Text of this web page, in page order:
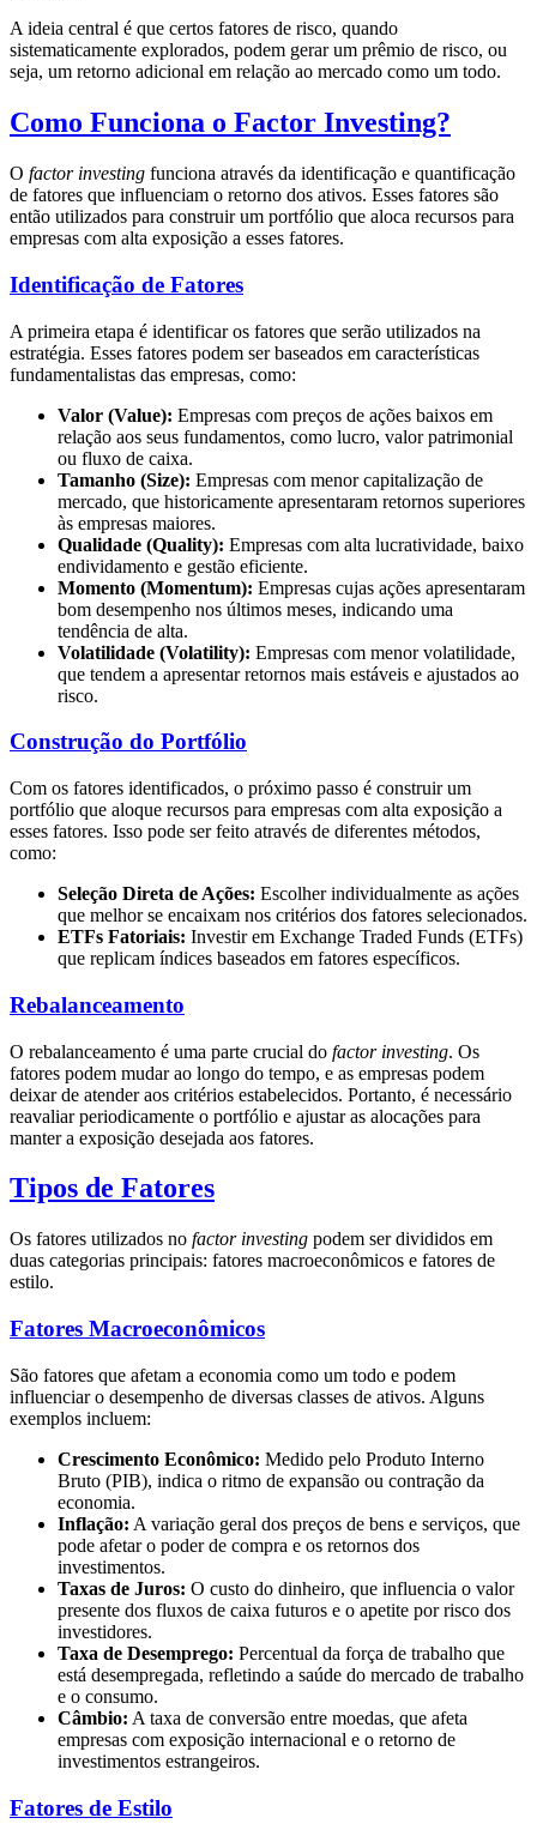
A ideia central é que certos fatores de risco, quando
sistematicamente explorados, podem gerar um prêmio de risco, ou
seja, um retorno adicional em relação ao mercado como um todo.
Como Funciona o Factor Investing?
O factor investing funciona através da identificação e quantificação
de fatores que influenciam o retorno dos ativos. Esses fatores são
então utilizados para construir um portfólio que aloca recursos para
empresas com alta exposição a esses fatores.
Identificação de Fatores
A primeira etapa é identificar os fatores que serão utilizados na
estratégia. Esses fatores podem ser baseados em características
fundamentalistas das empresas, como:
Valor (Value): Empresas com preços de ações baixos em
relação aos seus fundamentos, como lucro, valor patrimonial
ou fluxo de caixa.
Tamanho (Size): Empresas com menor capitalização de
mercado, que historicamente apresentaram retornos superiores
às empresas maiores.
Qualidade (Quality): Empresas com alta lucratividade, baixo
endividamento e gestão eficiente.
Momento (Momentum): Empresas cujas ações apresentaram
bom desempenho nos últimos meses, indicando uma
tendência de alta.
Volatilidade (Volatility): Empresas com menor volatilidade,
que tendem a apresentar retornos mais estáveis e ajustados ao
risco.
Construção do Portfólio
Com os fatores identificados, o próximo passo é construir um
portfólio que aloque recursos para empresas com alta exposição a
esses fatores. Isso pode ser feito através de diferentes métodos,
como:
Seleção Direta de Ações: Escolher individualmente as ações
que melhor se encaixam nos critérios dos fatores selecionados.
ETFs Fatoriais: Investir em Exchange Traded Funds (ETFs)
que replicam índices baseados em fatores específicos.
Rebalanceamento
O rebalanceamento é uma parte crucial do factor investing. Os
fatores podem mudar ao longo do tempo, e as empresas podem
deixar de atender aos critérios estabelecidos. Portanto, é necessário
reavaliar periodicamente o portfólio e ajustar as alocações para
manter a exposição desejada aos fatores.
Tipos de Fatores
Os fatores utilizados no factor investing podem ser divididos em
duas categorias principais: fatores macroeconômicos e fatores de
estilo.
Fatores Macroeconômicos
São fatores que afetam a economia como um todo e podem
influenciar o desempenho de diversas classes de ativos. Alguns
exemplos incluem:
Crescimento Econômico: Medido pelo Produto Interno
Bruto (PIB), indica o ritmo de expansão ou contração da
economia.
Inflação: A variação geral dos preços de bens e serviços, que
pode afetar o poder de compra e os retornos dos
investimentos.
Taxas de Juros: O custo do dinheiro, que influencia o valor
presente dos fluxos de caixa futuros e o apetite por risco dos
investidores.
Taxa de Desemprego: Percentual da força de trabalho que
está desempregada, refletindo a saúde do mercado de trabalho
e o consumo.
Câmbio: A taxa de conversão entre moedas, que afeta
empresas com exposição internacional e o retorno de
investimentos estrangeiros.
Fatores de Estilo